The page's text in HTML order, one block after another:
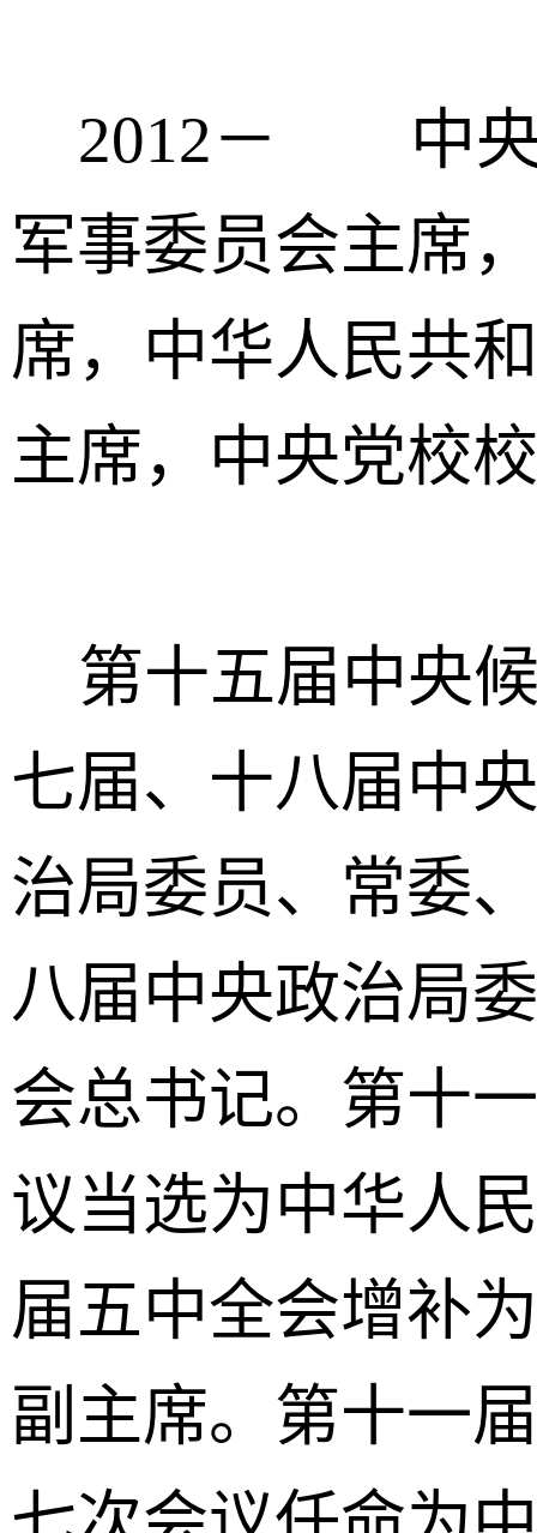
2012－ 中央
军事委员会主席
席，中华人民共
主席，中央党校
第十五届中央
七届、十八届中
治局委员、常委
八届中央政治局
会总书记。第十
议当选为中华人
届五中全会增补
副主席。第十一